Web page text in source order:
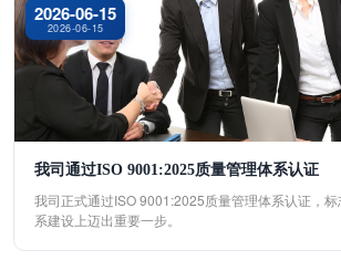
2026-06-15
2026-06-15
我司通过ISO 9001:2025质量管理体系认证
我司正式通过ISO 9001:2025质量管理体系认证，
系建设上迈出重要一步。